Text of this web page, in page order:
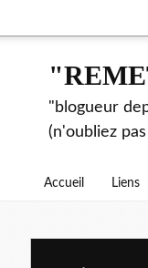
"blogueur
(n'oubliez
Accueil Liens